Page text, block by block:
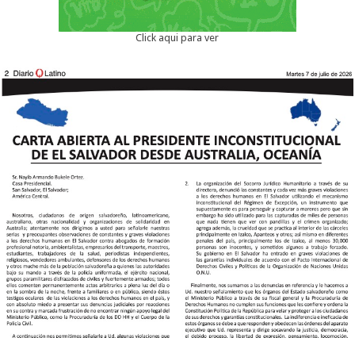
Click aqui para ver